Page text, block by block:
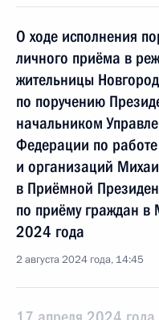
О ходе исполнения
личного приёма в
жительницы
по поручению
начальником
Федерации по
и организаций
в Приёмной
по приёму граждан в
2024 года
2 августа 2024 года, 14:45